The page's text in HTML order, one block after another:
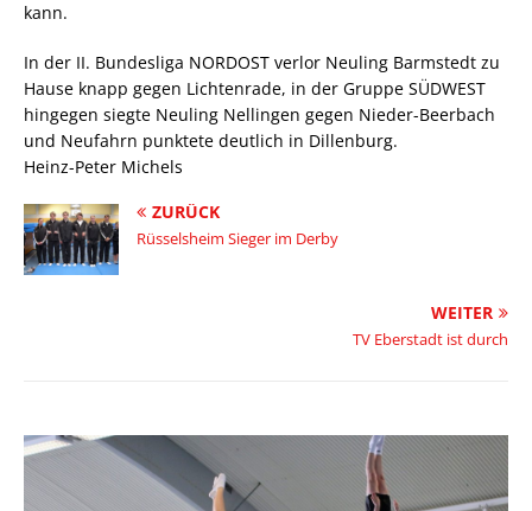
kann.
In der II. Bundesliga NORDOST verlor Neuling Barmstedt zu
Hause knapp gegen Lichtenrade, in der Gruppe SÜDWEST
hingegen siegte Neuling Nellingen gegen Nieder-Beerbach
und Neufahrn punktete deutlich in Dillenburg.
Heinz-Peter Michels
ZURÜCK
Rüsselsheim Sieger im Derby
WEITER
TV Eberstadt ist durch